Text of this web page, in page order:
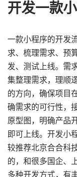
开发一款
一款小程序的开发
求、梳理需求、预
发、测试上线。需
集整理需求，理顺
的方向，确保项目
确需求的可行性，
原型图，明确产品
即可上线。开发小
较推荐北京合合科
的，和很多国企、
多种开发方式，有